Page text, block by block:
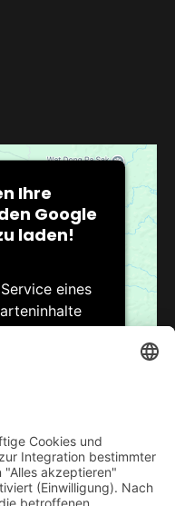
Ihre
Google
laden!
eines
kann
sammeln.
durch und